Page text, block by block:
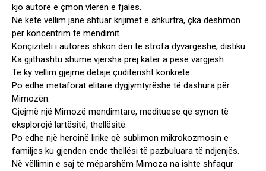
kjo autore e çmon vlerën e fjalës.
Në këtë vëllim janë shtuar krijimet e shkurtra, çka dëshmon
për koncentrim të mendimit.
Konçiziteti i autores shkon deri te strofa dyvargëshe, distiku.
Ka gjithashtu shumë vjersha prej katër a pesë vargjesh.
Te ky vëllim gjejmë detaje çuditërisht konkrete.
Po edhe metaforat elitare dygjymtyrëshe të dashura për
Mimozën.
Gjejmë një Mimozë mendimtare, medituese që synon të
eksplorojë lartësitë, thellësitë.
Po edhe një heroinë lirike që sublimon mikrokozmosin e
familjes ku gjenden ende thellësi të pazbuluara të ndjenjës.
Në vëllimin e saj të mëparshëm Mimoza na ishte shfaqur